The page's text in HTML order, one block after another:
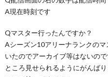
A現在時刻です
Qマスター行ったんですか？
Aシーズン10アリーナランクの
いたのでアーカイブ等はないの
ところ見せられるようにがんば